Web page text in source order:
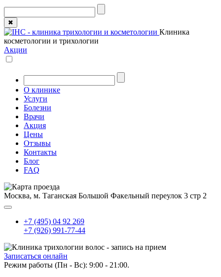
✖
Клиника
косметологии и трихологии
Акции
О клинике
Услуги
Болезни
Врачи
Акция
Цены
Отзывы
Контакты
Блог
FAQ
Москва, м. Таганская Большой Факельный переулок 3 стр 2
+7 (495) 04 92 269
+7 (926) 991-77-44
Записаться онлайн
Режим работы (Пн - Вс): 9:00 - 21:00.